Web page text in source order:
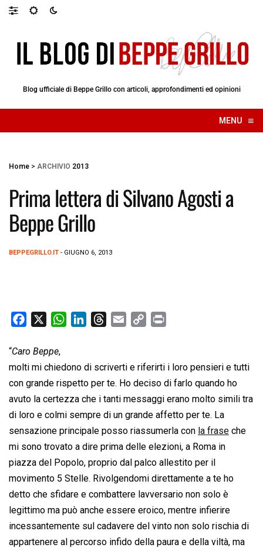
Blog ufficiale di Beppe Grillo con articoli, approfondimenti ed opinioni
MENU ≡
☰
Home > ARCHIVIO 2013
Prima lettera di Silvano Agosti a
Beppe Grillo
BEPPEGRILLO.IT - GIUGNO 6, 2013
c
e
b
o
o
k
W
t
s
A
p
p
k
e
d
I
n
e
a
d
s
i
l
y
L
i
n
k
n
t
“Caro Beppe,
molti mi chiedono di scriverti e riferirti i loro pensieri e tutti
con grande rispetto per te. Ho deciso di farlo quando ho
avuto la certezza che i tanti messaggi erano molto simili tra
di loro e colmi sempre di un grande affetto per te. La
sensazione principale posso riassumerla con la frase che
mi sono trovato a dire prima delle elezioni, a Roma in
piazza del Popolo, proprio dal palco allestito per il
movimento 5 Stelle. Rivolgendomi direttamente a te ho
detto che sfidare e combattere lavversario non solo è
legittimo ma può anche essere eroico, mentre infierire
incessantemente sul cadavere del vinto non solo rischia di
appartenere al percorso infido della paura e della viltà, ma